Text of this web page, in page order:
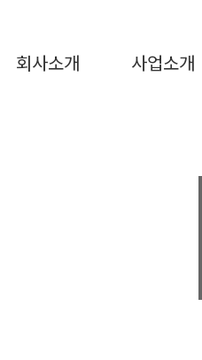
회사소개 사업소개